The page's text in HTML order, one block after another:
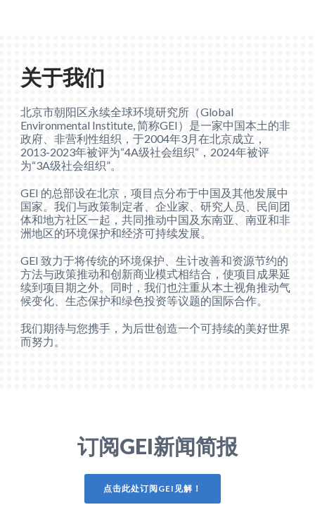
关于我们
北京市朝阳区永续全球环境研究所（Global
Environmental Institute, 简称GEI）是一家中国本土的非
政府、非营利性组织，于2004年3月在北京成立，
2013-2023年被评为“4A级社会组织“，2024年被评
为“3A级社会组织”。
GEI 的总部设在北京，项目点分布于中国及其他发展中
国家。我们与政策制定者、企业家、研究人员、民间团
体和地方社区一起，共同推动中国及东南亚、南亚和非
洲地区的环境保护和经济可持续发展。
GEI 致力于将传统的环境保护、生计改善和资源节约的
方法与政策推动和创新商业模式相结合，使项目成果延
续到项目期之外。同时，我们也注重从本土视角推动气
候变化、生态保护和绿色投资等议题的国际合作。
我们期待与您携手，为后世创造一个可持续的美好世界
而努力。
订阅GEI新闻简报
点击此处订阅GEI见解 ！